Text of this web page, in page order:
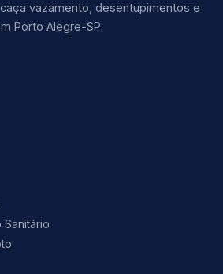
vazamento, desentupimentos e
Porto Alegre-SP.
Sanitário